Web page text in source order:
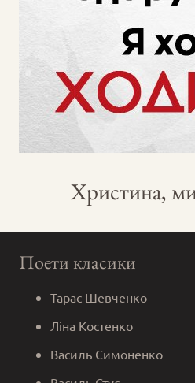
Христина,
Поети класики
Тарас Шевченко
Ліна Костенко
Василь Симоненко